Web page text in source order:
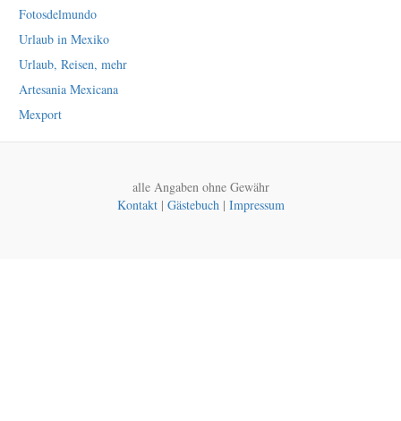
Fotosdelmundo
Urlaub in Mexiko
Urlaub, Reisen, mehr
Artesania Mexicana
Mexport
alle Angaben ohne Gewähr
Kontakt| Gästebuch| Impressum